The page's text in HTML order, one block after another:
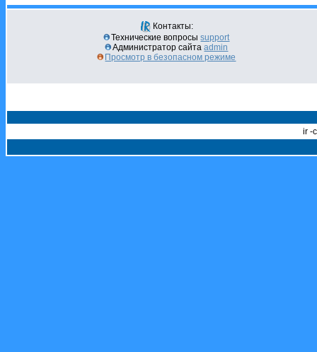
Контакты:
Технические вопросыsupport
Администратор сайтаadmin
Просмотр в безопасном режиме
ir -